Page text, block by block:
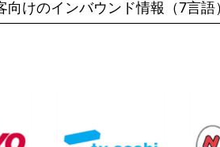
向けのインバウンド情報（7言語